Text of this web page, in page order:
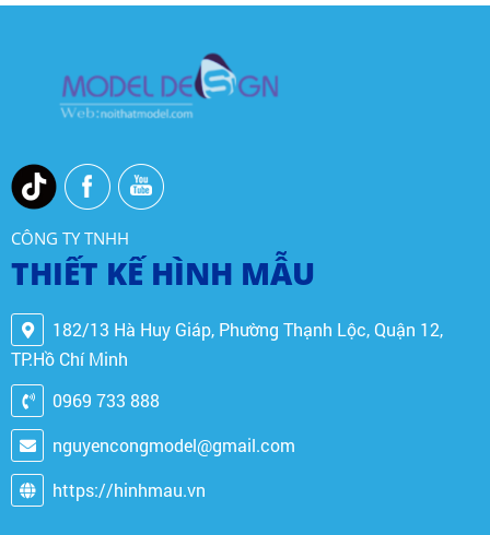
CÔNG TY TNHH
THIẾT KẾ HÌNH MẪU
182/13 Hà Huy Giáp, Phường Thạnh Lộc, Quận 12,
TP.Hồ Chí Minh
0969 733 888
nguyencongmodel@gmail.com
https://hinhmau.vn